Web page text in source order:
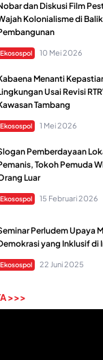
dan Diskusi Film
Kolonialisme di
Ekosospol 10 Mei 2026
Menanti
Usai Revisi
Tambang
Ekosospol 1 Mei 2026
Pemberdayaan
Tokoh Pemuda
Luar
Ekosospol 15 Februari 2026
Perludem Upaya
yang Inklusif di
Ekosospol 22 Juni 2025
>>>